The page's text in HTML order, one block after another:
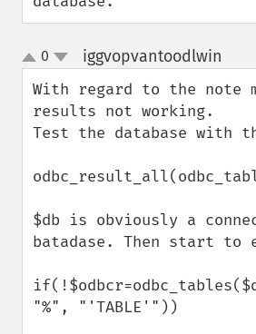
up
down
0 iggvopvantoodlwin
With regard to the note
results not working.
Test the database with
$db is obviously a
batadase. Then start to
"%", "'TABLE'"))